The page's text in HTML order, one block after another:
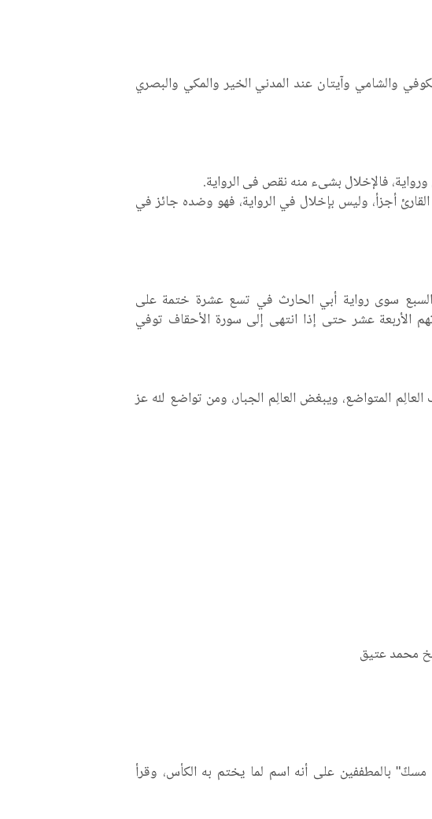
والشامي وآيتان عند المدني الخير والمكي والبصري
فالإخلال بشىء منه نقص فى الرواية.
أجزأ، وليس بإخلال في الرواية، فهو وضده جائز في
السبع سوى رواية أبي الحارث في تسع عشرة ختمة على
الأربعة عشر حتى إذا انتهى إلى سورة الأحقاف توفي
المتواضع، ويبغض العالِم الجبار، ومن تواضع لله عز
محمد عتيق
مسكٌ" بالمطففين على أنه اسم لما يختم به الكأس، وقرأ